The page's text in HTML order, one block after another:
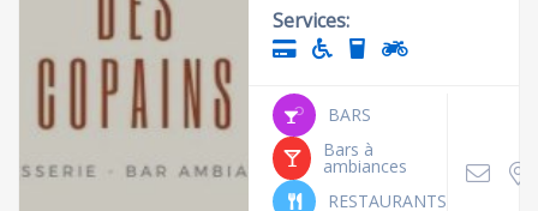
Services:
BARS
Bars à
ambiances
RESTAURANTS